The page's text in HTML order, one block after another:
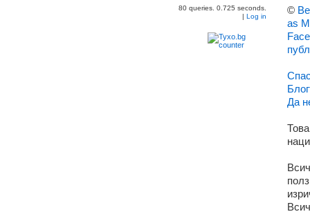
80 queries. 0.725 seconds.
| Log in
©
as
Да